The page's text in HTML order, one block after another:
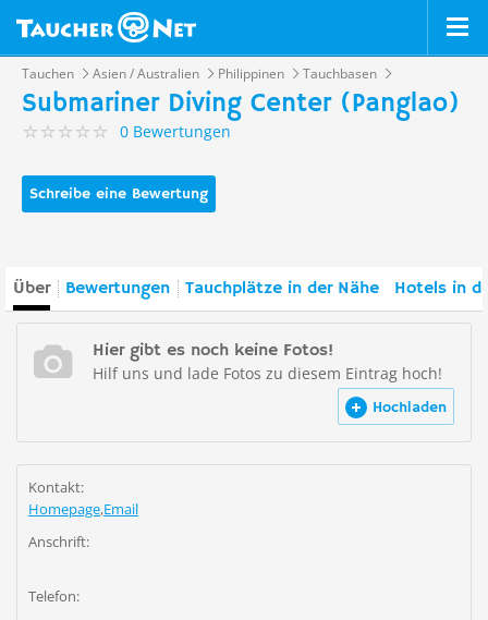
Tauchen Asien / Australien Philippinen Tauchbasen
Submariner Diving Center (Panglao)
0 Bewertungen
Schreibe eine Bewertung
Über Bewertungen Tauchplätze in der Nähe Hotels in
Hier gibt es noch keine Fotos!
Hilf uns und lade Fotos zu diesem Eintrag hoch!
Hochladen
Kontakt:
Homepage,Email
Anschrift:
Telefon: